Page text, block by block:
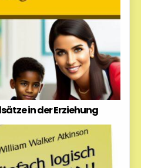
in der Erziehung